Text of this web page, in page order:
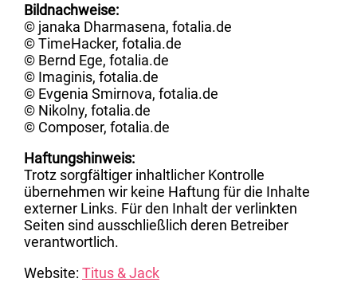
Bildnachweise:
© janaka Dharmasena, fotalia.de
© TimeHacker, fotalia.de
© Bernd Ege, fotalia.de
© Imaginis, fotalia.de
© Evgenia Smirnova, fotalia.de
© Nikolny, fotalia.de
© Composer, fotalia.de
Haftungshinweis:
Trotz sorgfältiger inhaltlicher Kontrolle
übernehmen wir keine Haftung für die Inhalte
externer Links. Für den Inhalt der verlinkten
Seiten sind ausschließlich deren Betreiber
verantwortlich.
Website: Titus & Jack